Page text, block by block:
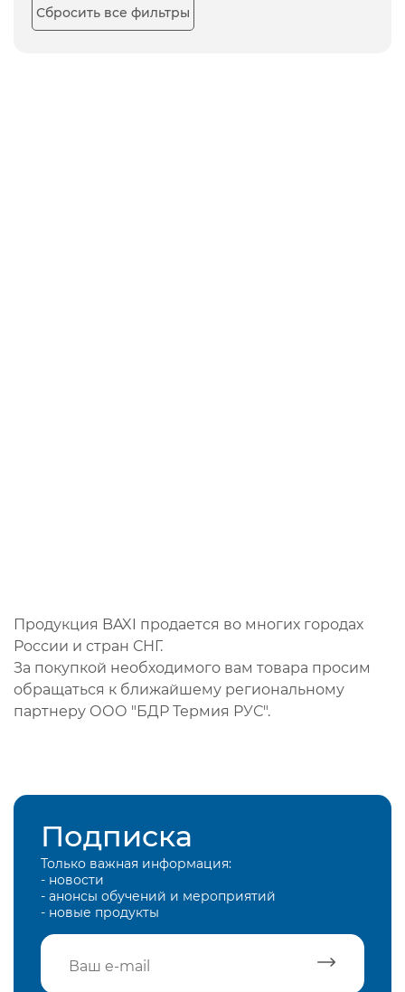
Сбросить все фильтры
Продукция BAXI продается во многих городах
России и стран СНГ.
За покупкой необходимого вам товара просим
обращаться к ближайшему региональному
партнеру ООО "БДР Термия РУС".
Подписка
Только важная информация:
- новости
- анонсы обучений и мероприятий
- новые продукты